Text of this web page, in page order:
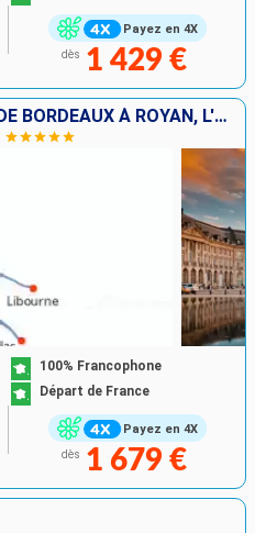
Payez en 4X
dès 1 429 €
CROISIÈRE EN AQUITAINE DE BORDEAUX À ROYAN, L'ESTUAIRE DE LA GIRONDE, LA GARONNE ET LA DORDOGNE (FORMULE PORT-PORT)
Payez en 4X
100% Francophone
Départ de France
dès 1 679 €